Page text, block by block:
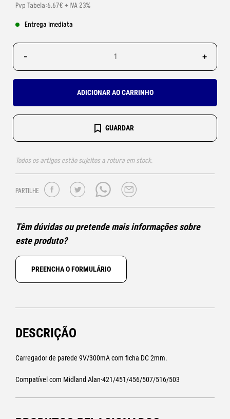
Pvp Tabela:6.67€ + IVA 23%
Entrega imediata
- +
ADICIONAR AO CARRINHO
GUARDAR
Todos os artigos estão sujeitos a rotura em stock.
PARTILHE
Têm dúvidas ou pretende mais informações sobre
este produto?
PREENCHA O FORMULÁRIO
DESCRIÇÃO
Carregador de parede 9V/300mA com ficha DC 2mm.
Compatível com Midland Alan-421/451/456/507/516/503